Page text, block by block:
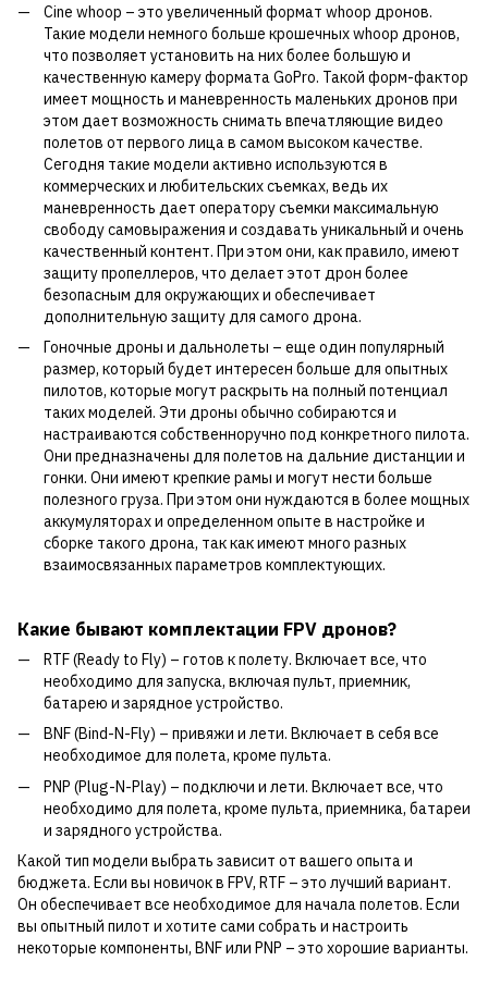
Cine whoop – это увеличенный формат whoop дронов.
Такие модели немного больше крошечных whoop дронов,
что позволяет установить на них более большую и
качественную камеру формата GoPro. Такой форм-фактор
имеет мощность и маневренность маленьких дронов при
этом дает возможность снимать впечатляющие видео
полетов от первого лица в самом высоком качестве.
Сегодня такие модели активно используются в
коммерческих и любительских съемках, ведь их
маневренность дает оператору съемки максимальную
свободу самовыражения и создавать уникальный и очень
качественный контент. При этом они, как правило, имеют
защиту пропеллеров, что делает этот дрон более
безопасным для окружающих и обеспечивает
дополнительную защиту для самого дрона.
Гоночные дроны и дальнолеты – еще один популярный
размер, который будет интересен больше для опытных
пилотов, которые могут раскрыть на полный потенциал
таких моделей. Эти дроны обычно собираются и
настраиваются собственноручно под конкретного пилота.
Они предназначены для полетов на дальние дистанции и
гонки. Они имеют крепкие рамы и могут нести больше
полезного груза. При этом они нуждаются в более мощных
аккумуляторах и определенном опыте в настройке и
сборке такого дрона, так как имеют много разных
взаимосвязанных параметров комплектующих.
Какие бывают комплектации FPV дронов?
RTF (Ready to Fly) – готов к полету. Включает все, что
необходимо для запуска, включая пульт, приемник,
батарею и зарядное устройство.
BNF (Bind-N-Fly) – привяжи и лети. Включает в себя все
необходимое для полета, кроме пульта.
PNP (Plug-N-Play) – подключи и лети. Включает все, что
необходимо для полета, кроме пульта, приемника, батареи
и зарядного устройства.
Какой тип модели выбрать зависит от вашего опыта и
бюджета. Если вы новичок в FPV, RTF – это лучший вариант.
Он обеспечивает все необходимое для начала полетов. Если
вы опытный пилот и хотите сами собрать и настроить
некоторые компоненты, BNF или PNP – это хорошие варианты.